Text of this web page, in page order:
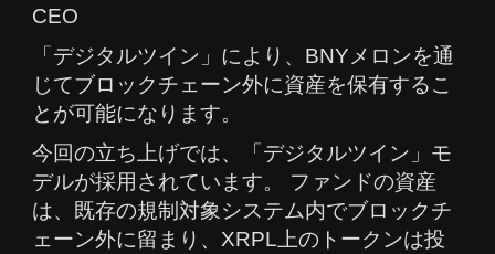
CEO
「デジタルツイン」により、BNYメロンを通
じてブロックチェーン外に資産を保有するこ
とが可能になります。
今回の立ち上げでは、「デジタルツイン」モ
デルが採用されています。 ファンドの資産
は、既存の規制対象システム内でブロックチ
ェーン外に留まり、XRPL上のトークンは投